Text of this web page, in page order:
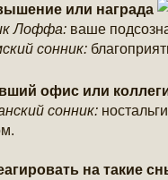
или награда
Лоффа: ваше
сонник:
офис или
сонник:
на такие